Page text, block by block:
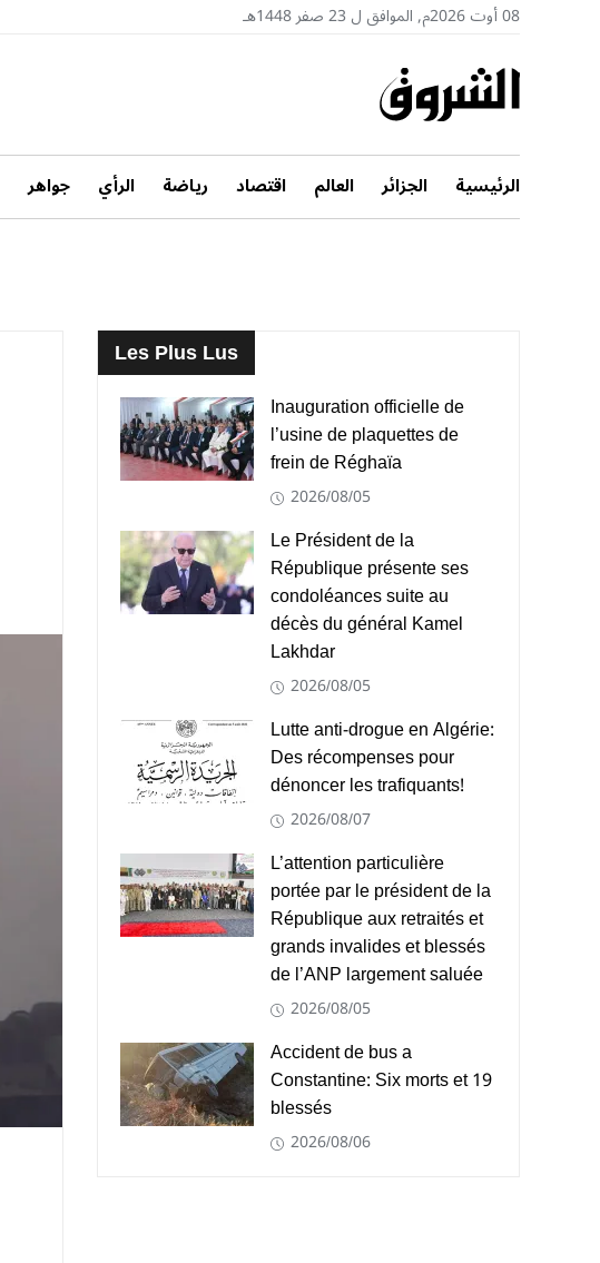
08 أوت 2026م, الموافق ل 23 صفر 1448هـ
الرئيسية الجزائر العالم اقتصاد رياضة الرأي جواهر
Les Plus Lus
Inauguration officielle de
l’usine de plaquettes de
frein de Réghaïa
2026/08/05
Le Président de la
République présente ses
condoléances suite au
décès du général Kamel
Lakhdar
2026/08/05
Lutte anti-drogue en Algérie:
Des récompenses pour
dénoncer les trafiquants!
2026/08/07
L’attention particulière
portée par le président de la
République aux retraités et
grands invalides et blessés
de l’ANP largement saluée
2026/08/05
Accident de bus a
Constantine: Six morts et 19
blessés
2026/08/06